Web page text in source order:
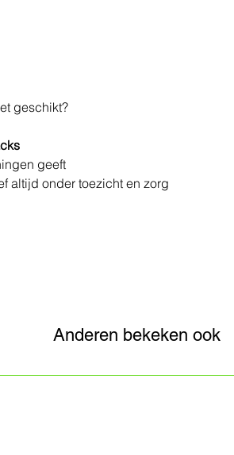
geschikt?
geeft
altijd onder toezicht en zorg
Anderen bekeken ook